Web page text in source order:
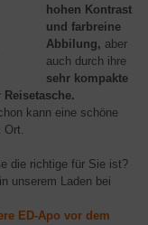
hohen Kontrast
und farbreine
Abbilung, aber
auch durch ihre
sehr kompakte
kann eine schöne
Ort.
die richtige für Sie ist?
unserem Laden bei
ED-Apo vor dem